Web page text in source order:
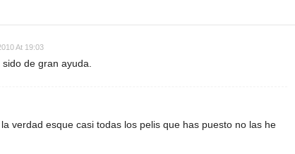
At 19:03
de gran ayuda.
verdad esque casi todas los pelis que has puesto no las he